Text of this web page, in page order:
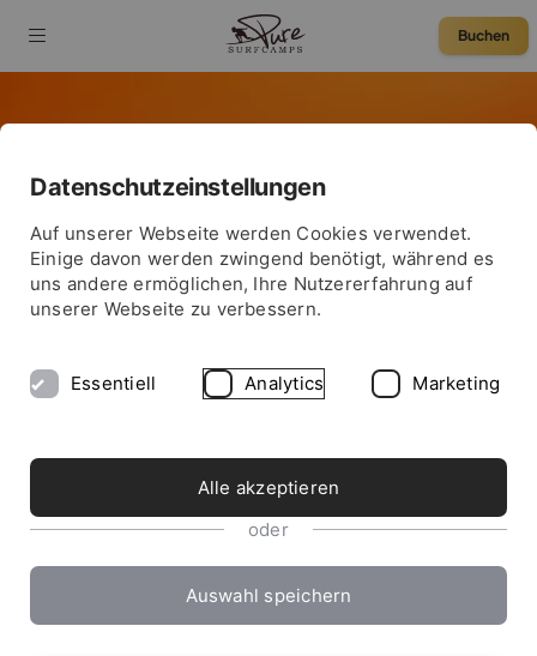
Buchen
SURFCAMP BUCHEN
Datenschutzeinstellungen
Auf unserer Webseite werden Cookies verwendet.
Einige davon werden zwingend benötigt, während es
uns andere ermöglichen, Ihre Nutzererfahrung auf
unserer Webseite zu verbessern.
Essentiell Analytics Marketing
Alle akzeptieren
oder
Auswahl speichern